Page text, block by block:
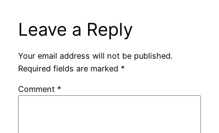
Leave a Reply
Your email address will not be published.
Required fields are marked *
Comment *